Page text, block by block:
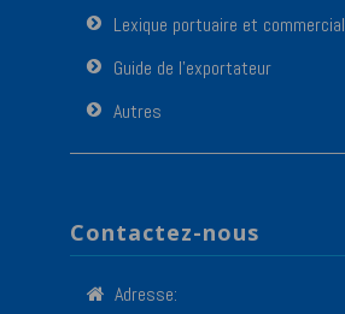
Lexique portuaire et commercial
Guide de l’exportateur
Autres
Contactez-nous
Adresse: